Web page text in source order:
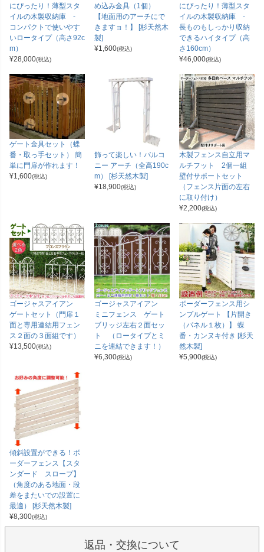
にぴったり！薄型スタ
イルの木製収納庫 -
コンパクトで使いやす
いロータイプ（高さ92c
m）
¥28,000(税込)
め込み金具（1個）
【地面用のアーチにで
きますョ！】 [杉天然木
製]
¥1,600(税込)
にぴったり！薄型スタ
イルの木製収納庫 -
長ものもしっかり収納
できるハイタイプ（高
さ160cm）
¥46,000(税込)
ゲート金具セット（蝶
番・取っ手セット） 簡
単に門扉が作れます！
¥1,600(税込)
飾って楽しい！バルコ
ニー アーチ（全高190c
m） [杉天然木製]
¥18,900(税込)
木製フェンス自立用マ
ルチフット 2個一組
壁付サポートセット
（フェンス片面の左右
に取り付け）
¥2,200(税込)
ゴージャスアイアン
ゲートセット（門扉１
面と専用連結用フェン
ス２面の３面組です）
¥13,500(税込)
ゴージャスアイアン
ミニフェンス ゲート
ブリッジ左右２面セッ
ト （ロータイプとミ
ニを連結できます！）
¥6,300(税込)
ボーダーフェンス用シ
ンプルゲート 【片開き
（パネル１枚）】 蝶
番・カンヌキ付き [杉天
然木製]
¥5,900(税込)
傾斜設置ができる！ボ
ーダーフェンス【スタ
ンダード スロープ】
（角度のある地面・段
差をまたいでの設置に
最適） [杉天然木製]
¥8,300(税込)
返品・交換について